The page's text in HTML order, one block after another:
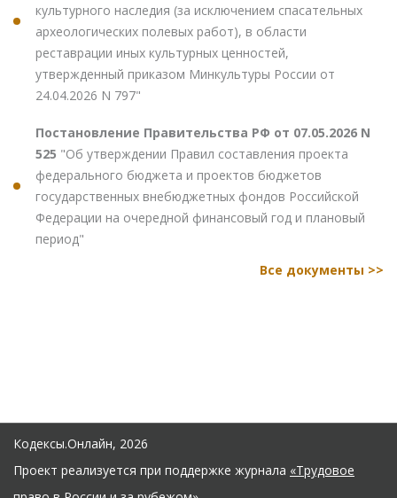
культурного наследия (за исключением спасательных
археологических полевых работ), в области
реставрации иных культурных ценностей,
утвержденный приказом Минкультуры России от
24.04.2026 N 797"
Постановление Правительства РФ от 07.05.2026 N
525 "Об утверждении Правил составления проекта
федерального бюджета и проектов бюджетов
государственных внебюджетных фондов Российской
Федерации на очередной финансовый год и плановый
период"
Все документы >>
Кодексы.Онлайн, 2026
Проект реализуется при поддержке журнала «Трудовое